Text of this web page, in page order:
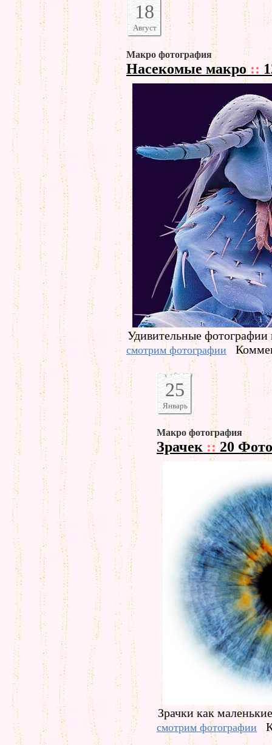
18
Август
Макро фотография
Насекомые макро::
Удивительные фотографии
смотрим фотографии
25
Январь
Макро фотография
Зрачек :: 20 Фото
Зрачки как
смотрим фотографии